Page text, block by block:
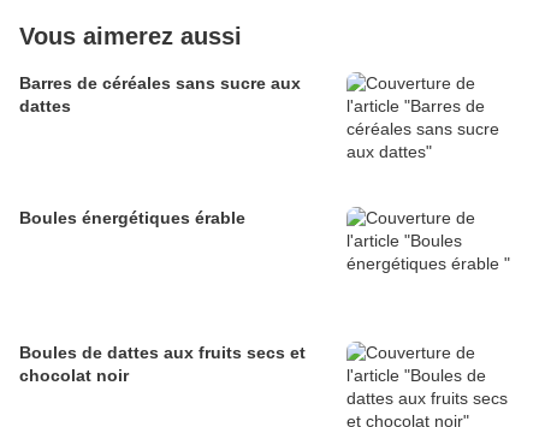
Vous aimerez aussi
Barres de céréales sans sucre aux
dattes
Boules énergétiques érable
Boules de dattes aux fruits secs et
chocolat noir